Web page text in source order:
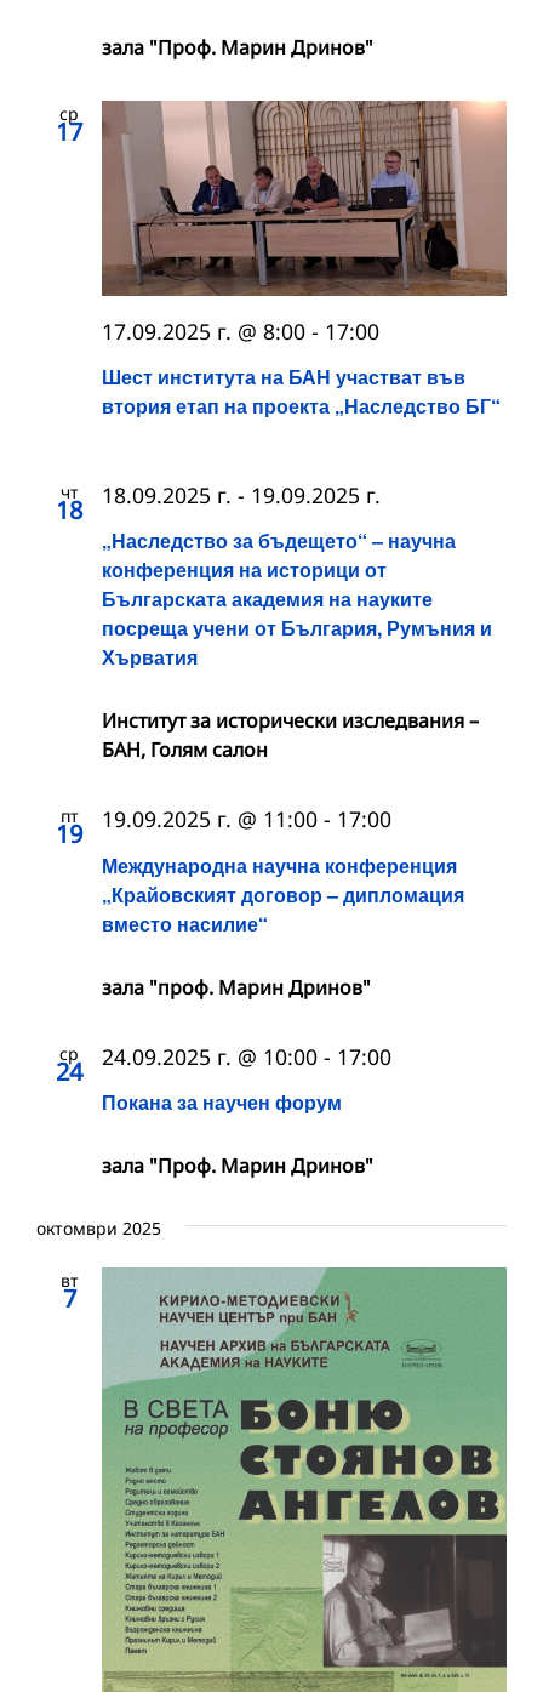
зала "Проф. Марин Дринов"
ср
17
Шест института на БАН участват във
втория етап на проекта „Наследство БГ“
17.09.2025 г. @ 8:00 - 17:00
чт
18
„Наследство за бъдещето“ – научна
конференция на историци от
Българската академия на науките
посреща учени от България, Румъния и
Хърватия
18.09.2025 г. - 19.09.2025 г.
Институт за исторически изследвания –
БАН, Голям салон
пт
19
Международна научна конференция
„Крайовският договор – дипломация
вместо насилие“
19.09.2025 г. @ 11:00 - 17:00
зала "проф. Марин Дринов"
ср
24
Покана за научен форум
24.09.2025 г. @ 10:00 - 17:00
зала "Проф. Марин Дринов"
октомври 2025
вт
7